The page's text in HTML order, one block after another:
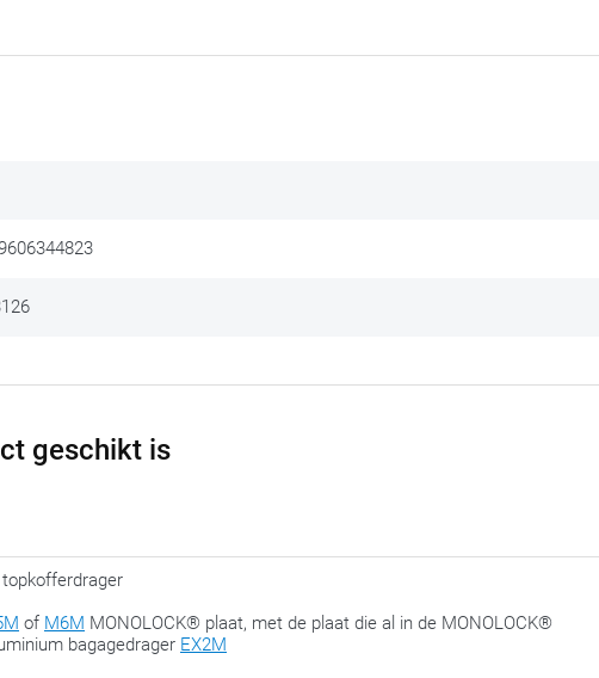
om alles te laten passen.
geschikt is
of M6M MONOLOCK® plaat, met de plaat die al in de MONOLOCK®
bagagedrager EX2M